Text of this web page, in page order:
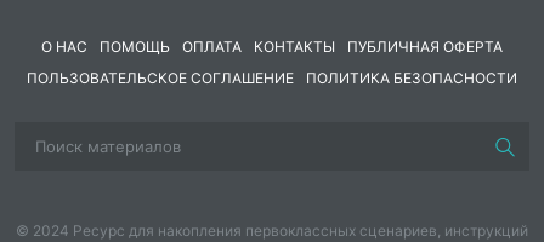
неудовольствия дифференцированно воспринимать и
действительности и искусстве.
О НАС ПОМОЩЬ ОПЛАТА КОНТАКТЫ
ПУБЛИЧНАЯ ОФЕРТА
ПОЛЬЗОВАТЕЛЬСКОЕ СОГЛАШЕНИЕ
ПОЛИТИКА БЕЗОПАСНОСТИ
© 2024 Ресурс для накопления первоклассных сценариев, инструкций